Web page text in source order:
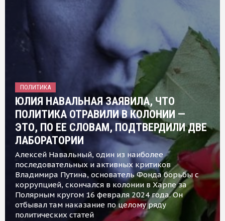
ПОЛИТИКА
ЮЛИЯ НАВАЛЬНАЯ ЗАЯВИЛА, ЧТО
ПОЛИТИКА ОТРАВИЛИ В КОЛОНИИ —
ЭТО, ПО ЕЕ СЛОВАМ, ПОДТВЕРДИЛИ ДВЕ
ЛАБОРАТОРИИ
Алексей Навальный, один из наиболее
последовательных и активных критиков
Владимира Путина, основатель Фонда борьбы с
коррупцией, скончался в колонии в Харпе за
Полярным кругом 16 февраля 2024 года. Он
отбывал там наказание по целому ряду
политических статей